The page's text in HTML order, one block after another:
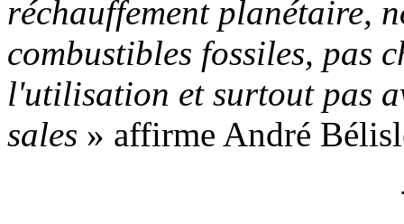
réchauffement planétaire,
combustibles fossiles, pas
l'utilisation et surtout pas
sales » affirme André